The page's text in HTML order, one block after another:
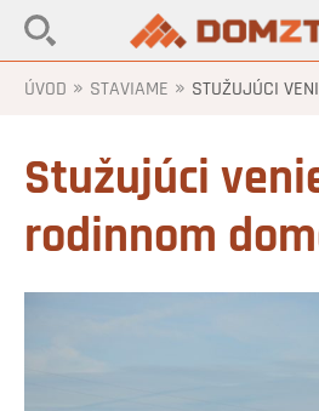
ÚVOD » STAVIAME » STUŽUJÚCI
Stužujúci
rodinnom